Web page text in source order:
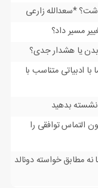
مسیر داد؟
یا هشدار جدی؟
ادبیاتی متناسب با
نشسته بدهید
التماس توافقی را
مطابق خواسته دونالد